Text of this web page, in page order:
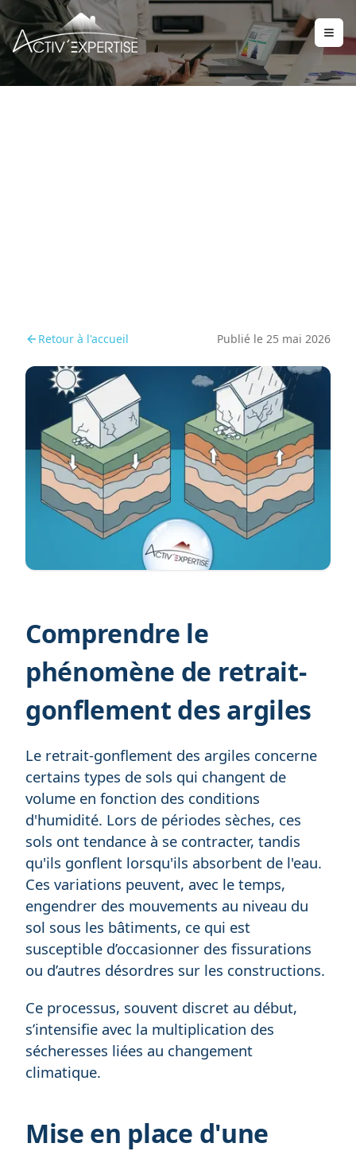
Retour à l'accueil Publié le 25 mai 2026
Comprendre le
phénomène de retrait-
gonflement des argiles
Le retrait-gonflement des argiles concerne
certains types de sols qui changent de
volume en fonction des conditions
d'humidité. Lors de périodes sèches, ces
sols ont tendance à se contracter, tandis
qu'ils gonflent lorsqu'ils absorbent de l'eau.
Ces variations peuvent, avec le temps,
engendrer des mouvements au niveau du
sol sous les bâtiments, ce qui est
susceptible d’occasionner des fissurations
ou d’autres désordres sur les constructions.
Ce processus, souvent discret au début,
s’intensifie avec la multiplication des
sécheresses liées au changement
climatique.
Mise en place d'une